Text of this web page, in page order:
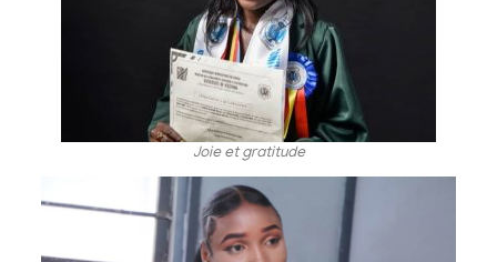
Joie et gratitude